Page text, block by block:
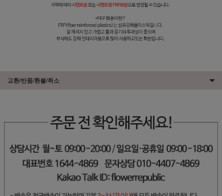
교환/반품/환불/취소